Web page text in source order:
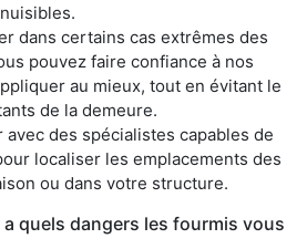
dans certains cas extrêmes des
pouvez faire confiance à nos
au mieux, tout en évitant le
de la demeure.
des spécialistes capables de
localiser les emplacements des
ou dans votre structure.
quels dangers les fourmis vous